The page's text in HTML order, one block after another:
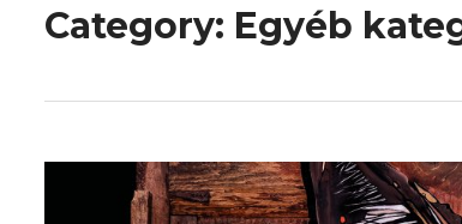
Category: Egyéb